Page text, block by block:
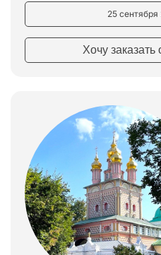
25 сентября
Хочу заказать